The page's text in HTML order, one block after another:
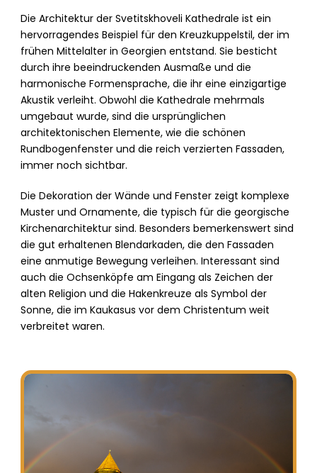
Die Architektur der Svetitskhoveli Kathedrale ist ein
hervorragendes Beispiel für den Kreuzkuppelstil, der im
frühen Mittelalter in Georgien entstand. Sie besticht
durch ihre beeindruckenden Ausmaße und die
harmonische Formensprache, die ihr eine einzigartige
Akustik verleiht. Obwohl die Kathedrale mehrmals
umgebaut wurde, sind die ursprünglichen
architektonischen Elemente, wie die schönen
Rundbogenfenster und die reich verzierten Fassaden,
immer noch sichtbar.
Die Dekoration der Wände und Fenster zeigt komplexe
Muster und Ornamente, die typisch für die georgische
Kirchenarchitektur sind. Besonders bemerkenswert sind
die gut erhaltenen Blendarkaden, die den Fassaden
eine anmutige Bewegung verleihen. Interessant sind
auch die Ochsenköpfe am Eingang als Zeichen der
alten Religion und die Hakenkreuze als Symbol der
Sonne, die im Kaukasus vor dem Christentum weit
verbreitet waren.